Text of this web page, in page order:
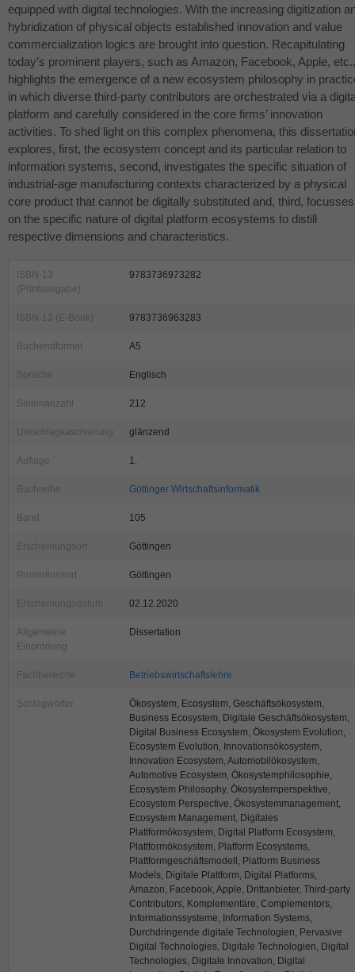
equipped with digital technologies. With the increasing digitization
hybridization of physical objects established innovation and value
commercialization logics are brought into question. Recapitulating
today’s prominent players, such as Amazon, Facebook, Apple, etc.,
highlights the emergence of a new ecosystem philosophy in
in which diverse third-party contributors are orchestrated via a
platform and carefully considered in the core firms’ innovation
activities. To shed light on this complex phenomena, this
explores, first, the ecosystem concept and its particular relation to
information systems, second, investigates the specific situation of
industrial-age manufacturing contexts characterized by a physical
core product that cannot be digitally substituted and, third, focusses
on the specific nature of digital platform ecosystems to distill
respective dimensions and characteristics.
ISBN-13
(Printausgabe)
9783736973282
ISBN-13 (E-Book) 9783736963283
Buchendformat A5
Sprache Englisch
Seitenanzahl 212
Umschlagkaschierung glänzend
Auflage 1.
Buchreihe Göttinger Wirtschaftsinformatik
Band 105
Erscheinungsort Göttingen
Promotionsort Göttingen
Erscheinungsdatum 02.12.2020
Allgemeine
Einordnung
Dissertation
Fachbereiche Betriebswirtschaftslehre
Schlagwörter
Ökosystem, Ecosystem, Geschäftsökosystem,
Business Ecosystem, Digitale Geschäftsökosystem,
Digital Business Ecosystem, Ökosystem Evolution,
Ecosystem Evolution, Innovationsökosystem,
Innovation Ecosystem, Automobilökosystem,
Automotive Ecosystem, Ökosystemphilosophie,
Ecosystem Philosophy, Ökosystemperspektive,
Ecosystem Perspective, Ökosystemmanagement,
Ecosystem Management, Digitales
Plattformökosystem, Digital Platform Ecosystem,
Plattformökosystem, Platform Ecosystems,
Plattformgeschäftsmodell, Platform Business
Models, Digitale Plattform, Digital Platforms,
Amazon, Facebook, Apple, Drittanbieter, Third-party
Contributors, Komplementäre, Complementors,
Informationssysteme, Information Systems,
Durchdringende digitale Technologien, Pervasive
Digital Technologies, Digitale Technologien, Digital
Technologies, Digitale Innovation, Digital